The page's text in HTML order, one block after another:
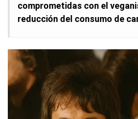
comprometidas con el
reducción del consumo de